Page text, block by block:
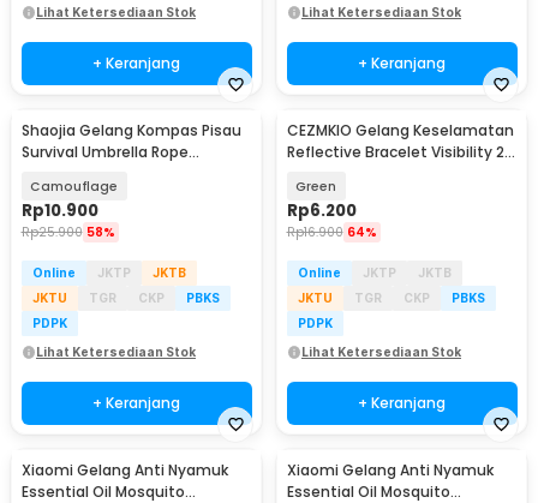
Lihat Ketersediaan Stok
+ Keranjang
Lihat Ketersediaan Stok
+ Keranjang
Shaojia Gelang Kompas Pisau
Survival Umbrella Rope
Camouflage
Rp10.900
Rp25.900 58%
Online JKTP
JKTB
JKTU
TGR CKP
PBKS
PDPK
Lihat Ketersediaan Stok
+ Keranjang
CEZMKIO Gelang Keselamatan
Reflective Bracelet Visibility 2
Green
Rp6.200
Rp16.900 64%
Online JKTP
JKTB
JKTU
TGR CKP
PBKS
PDPK
Lihat Ketersediaan Stok
+ Keranjang
Akan Datang
Xiaomi Gelang Anti Nyamuk
Essential Oil Mosquito
Akan Datang
Xiaomi Gelang Anti Nyamuk
Essential Oil Mosquito